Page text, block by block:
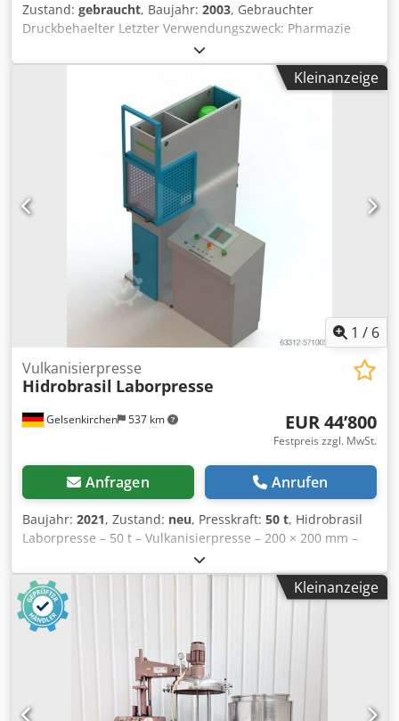
Zustand: gebraucht, Baujahr: 2003, Gebrauchter
Druckbehaelter Letzter Verwendungszweck: Pharmazie
Artikelnummer: 10162 Volumen: 92 Liter Typ: Stehend auf
Rollen Material (medienberuehrt): AISI 316 Edelstahl Zahl
der Fixierungen: 4 Rollen Boden: Kloepperboden
Oberboden: Kloepperboden Dsdsdcr H Sepfx Akhewa
Betriebsdruck lt. Typenschild: +1,5/-1Bar Max.
Betriebstemperatur: +150°C Extras: Schauglas auf dem
Oberboden, Rollgestell, Spruehkopf Abmessung Behaelter:
Innendurchmesser: 560mm Aussendurchmesser: 570mm
Hoehe der Rollen: 130mm Abstand Abfluss zu Boden:
830mm Gesamthoehe: 1310mm Gesamtbreite: 1310mm
Materialien: Innen: 1.4571 / AISI316 Aussenteile: 1.4301 /
AISI304 Einrichtungen: Typenschild: Ja Auslauf:
Kleinanzeige
1 / 6
Gelsenkirchen 537 km
Vulkanisierpresse
Hidrobrasil Laborpresse
EUR 44’800
Festpreis zzgl. MwSt.
Anfragen Anrufen
Baujahr: 2021, Zustand: neu, Presskraft: 50 t, Hidrobrasil
Laborpresse – 50 t – Vulkanisierpresse – 200 × 200 mm –
bis 250 °C Zum Verkauf steht eine hydraulische Labor-
Vulkanisierpresse des Herstellers Hidrobrasil mit 50 t
Presskraft. Die Maschine ist speziell für thermische
Laborprozesse ausgelegt und ermöglicht präzise Druck-,
Positions- und Geschwindigkeitssteuerung über moderne
Siemens-Technik. Durch kompakte Bauweise, integrierte
Hydraulik und überwachte Sicherheitsfunktionen eignet
sich die Presse ideal für reproduzierbare Versuche und
Kleinserien. Dedpfxsgrkigo Akhewa ===== Technische
Kleinanzeige